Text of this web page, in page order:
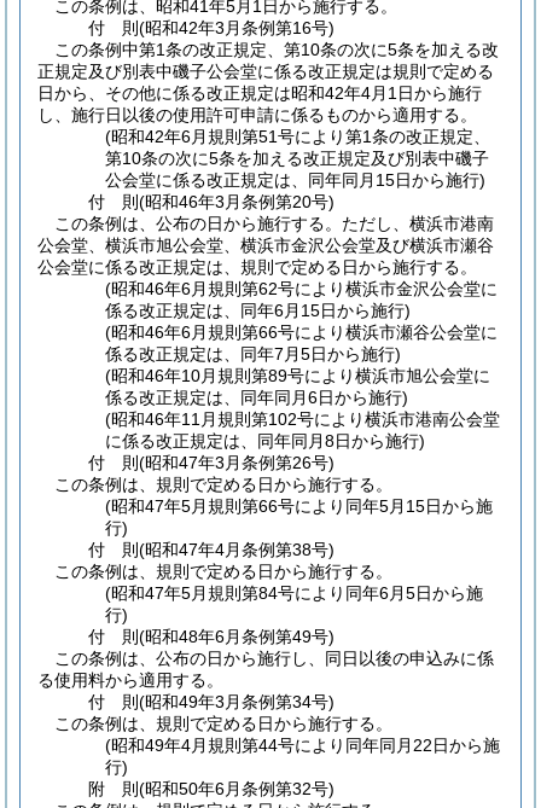
この条例は、昭和41年5月1日から施行する。
付 則(昭和42年3月条例第16号)
この条例中第1条の改正規定、第10条の次に5条を加える改
正規定及び別表中磯子公会堂に係る改正規定は規則で定める
日から、その他に係る改正規定は昭和42年4月1日から施行
し、施行日以後の使用許可申請に係るものから適用する。
(昭和42年6月規則第51号により第1条の改正規定、
第10条の次に5条を加える改正規定及び別表中磯子
公会堂に係る改正規定は、同年同月15日から施行)
付 則(昭和46年3月条例第20号)
この条例は、公布の日から施行する。 ただし、横浜市港南
公会堂、横浜市旭公会堂、横浜市金沢公会堂及び横浜市瀬谷
公会堂に係る改正規定は、規則で定める日から施行する。
(昭和46年6月規則第62号により横浜市金沢公会堂に
係る改正規定は、同年6月15日から施行)
(昭和46年6月規則第66号により横浜市瀬谷公会堂に
係る改正規定は、同年7月5日から施行)
(昭和46年10月規則第89号により横浜市旭公会堂に
係る改正規定は、同年同月6日から施行)
(昭和46年11月規則第102号により横浜市港南公会堂
に係る改正規定は、同年同月8日から施行)
付 則(昭和47年3月条例第26号)
この条例は、規則で定める日から施行する。
(昭和47年5月規則第66号により同年5月15日から施
行)
付 則(昭和47年4月条例第38号)
この条例は、規則で定める日から施行する。
(昭和47年5月規則第84号により同年6月5日から施
行)
付 則(昭和48年6月条例第49号)
この条例は、公布の日から施行し、同日以後の申込みに係
る使用料から適用する。
付 則(昭和49年3月条例第34号)
この条例は、規則で定める日から施行する。
(昭和49年4月規則第44号により同年同月22日から施
行)
附 則(昭和50年6月条例第32号)